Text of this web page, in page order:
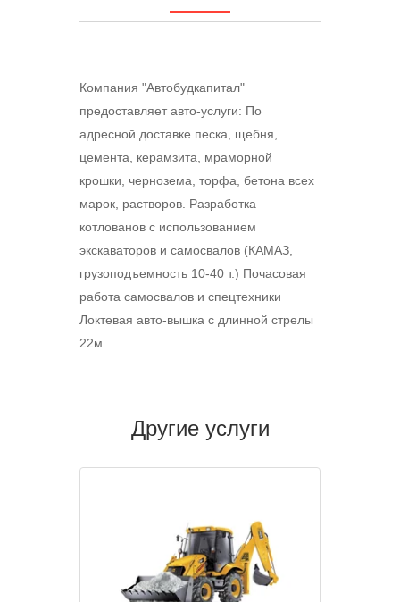
Компания "Автобудкапитал"
предоставляет авто-услуги: По
адресной доставке песка, щебня,
цемента, керамзита, мраморной
крошки, чернозема, торфа, бетона всех
марок, растворов. Разработка
котлованов с использованием
экскаваторов и самосвалов (КАМАЗ,
грузоподъемность 10-40 т.) Почасовая
работа самосвалов и спецтехники
Локтевая авто-вышка с длинной стрелы
22м.
Другие услуги